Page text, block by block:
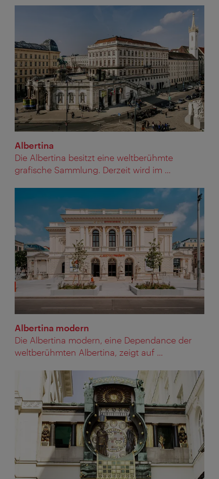
Albertina
Die Albertina besitzt eine weltberühmte
grafische Sammlung. Derzeit wird im ...
Albertina modern
Die Albertina modern, eine Dependance der
weltberühmten Albertina, zeigt auf ...